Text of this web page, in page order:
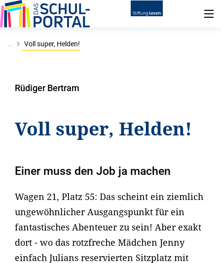
... Voll super, Helden!
Rüdiger Bertram
Voll super, Helden!
Einer muss den Job ja machen
Wagen 21, Platz 55: Das scheint ein ziemlich
ungewöhnlicher Ausgangspunkt für ein
fantastisches Abenteuer zu sein! Aber exakt
dort - wo das rotzfreche Mädchen Jenny
einfach Julians reservierten Sitzplatz mit